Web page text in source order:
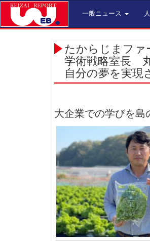
一般ニュース
たからじまファ
学術戦略室長
自分の夢を実現
大企業での学びを島